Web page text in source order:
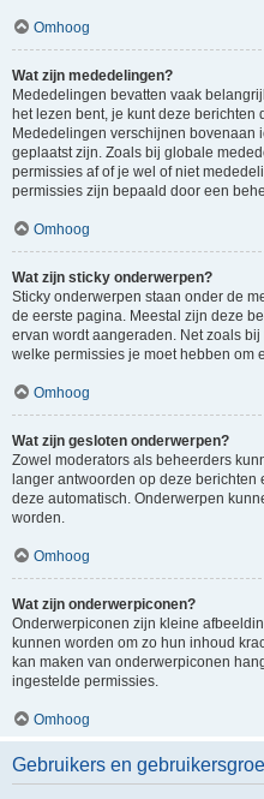
Omhoog
Wat zijn mededelingen?
Mededelingen bevatten vaak
het lezen bent, je kunt deze
Mededelingen verschijnen bovenaan
geplaatst zijn. Zoals bij globale
permissies af of je wel of niet
permissies zijn bepaald door een
Omhoog
Wat zijn sticky onderwerpen?
Sticky onderwerpen staan onder de
de eerste pagina. Meestal zijn deze
ervan wordt aangeraden. Net zoals
welke permissies je moet hebben om
Omhoog
Wat zijn gesloten onderwerpen?
Zowel moderators als beheerders
langer antwoorden op deze
deze automatisch. Onderwerpen
worden.
Omhoog
Wat zijn onderwerpiconen?
Onderwerpiconen zijn kleine
kunnen worden om zo hun inhoud
kan maken van onderwerpiconen
ingestelde permissies.
Omhoog
Gebruikers en